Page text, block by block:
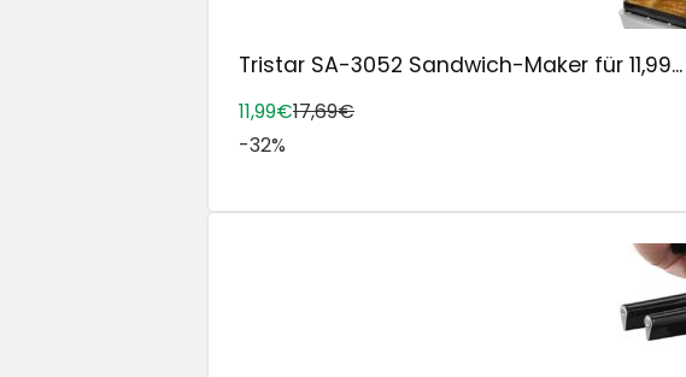
Tristar SA-3052 Sandwich-Maker für 11,99...
11,99€17,69€
-32%